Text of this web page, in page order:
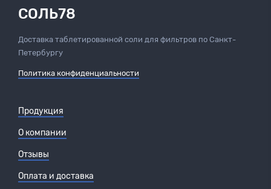
СОЛЬ78
Доставка таблетированной соли для фильтров по Санкт-
Петербургу
Политика конфиденциальности
Продукция
О компании
Отзывы
Оплата и доставка